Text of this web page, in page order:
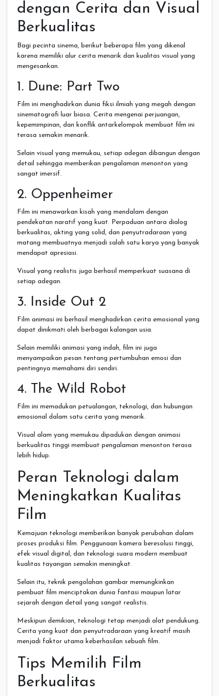
dengan Cerita dan Visual
Berkualitas
Bagi pecinta sinema, berikut beberapa film yang dikenal
karena memiliki alur cerita menarik dan kualitas visual yang
mengesankan.
1. Dune: Part Two
Film ini menghadirkan dunia fiksi ilmiah yang megah dengan
sinematografi luar biasa. Cerita mengenai perjuangan,
kepemimpinan, dan konflik antarkelompok membuat film ini
terasa semakin menarik.
Selain visual yang memukau, setiap adegan dibangun dengan
detail sehingga memberikan pengalaman menonton yang
sangat imersif.
2. Oppenheimer
Film ini menawarkan kisah yang mendalam dengan
pendekatan naratif yang kuat. Perpaduan antara dialog
berkualitas, akting yang solid, dan penyutradaraan yang
matang membuatnya menjadi salah satu karya yang banyak
mendapat apresiasi.
Visual yang realistis juga berhasil memperkuat suasana di
setiap adegan.
3. Inside Out 2
Film animasi ini berhasil menghadirkan cerita emosional yang
dapat dinikmati oleh berbagai kalangan usia.
Selain memiliki animasi yang indah, film ini juga
menyampaikan pesan tentang pertumbuhan emosi dan
pentingnya memahami diri sendiri.
4. The Wild Robot
Film ini memadukan petualangan, teknologi, dan hubungan
emosional dalam satu cerita yang menarik.
Visual alam yang memukau dipadukan dengan animasi
berkualitas tinggi membuat pengalaman menonton terasa
lebih hidup.
Peran Teknologi dalam
Meningkatkan Kualitas
Film
Kemajuan teknologi memberikan banyak perubahan dalam
proses produksi film. Penggunaan kamera beresolusi tinggi,
efek visual digital, dan teknologi suara modern membuat
kualitas tayangan semakin meningkat.
Selain itu, teknik pengolahan gambar memungkinkan
pembuat film menciptakan dunia fantasi maupun latar
sejarah dengan detail yang sangat realistis.
Meskipun demikian, teknologi tetap menjadi alat pendukung.
Cerita yang kuat dan penyutradaraan yang kreatif masih
menjadi faktor utama keberhasilan sebuah film.
Tips Memilih Film
Berkualitas